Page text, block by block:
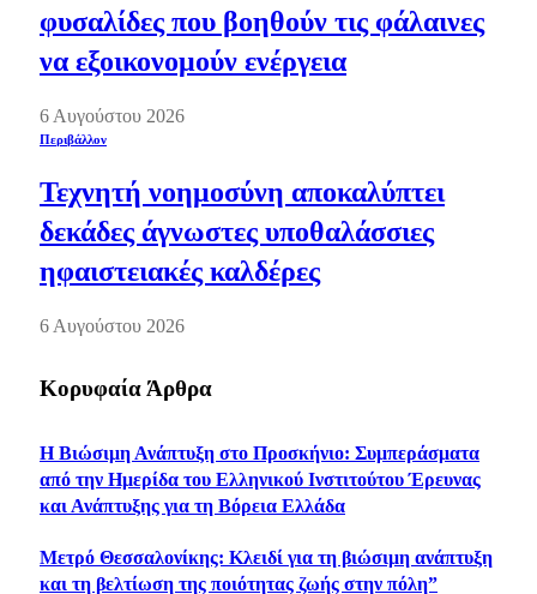
φυσαλίδες που βοηθούν τις φάλαινες
να εξοικονομούν ενέργεια
6 Αυγούστου 2026
Περιβάλλον
Τεχνητή νοημοσύνη αποκαλύπτει
δεκάδες άγνωστες υποθαλάσσιες
ηφαιστειακές καλδέρες
6 Αυγούστου 2026
Κορυφαία Άρθρα
Η Βιώσιμη Ανάπτυξη στο Προσκήνιο: Συμπεράσματα
από την Ημερίδα του Ελληνικού Ινστιτούτου Έρευνας
και Ανάπτυξης για τη Βόρεια Ελλάδα
Μετρό Θεσσαλονίκης: Κλειδί για τη βιώσιμη ανάπτυξη
και τη βελτίωση της ποιότητας ζωής στην πόλη”